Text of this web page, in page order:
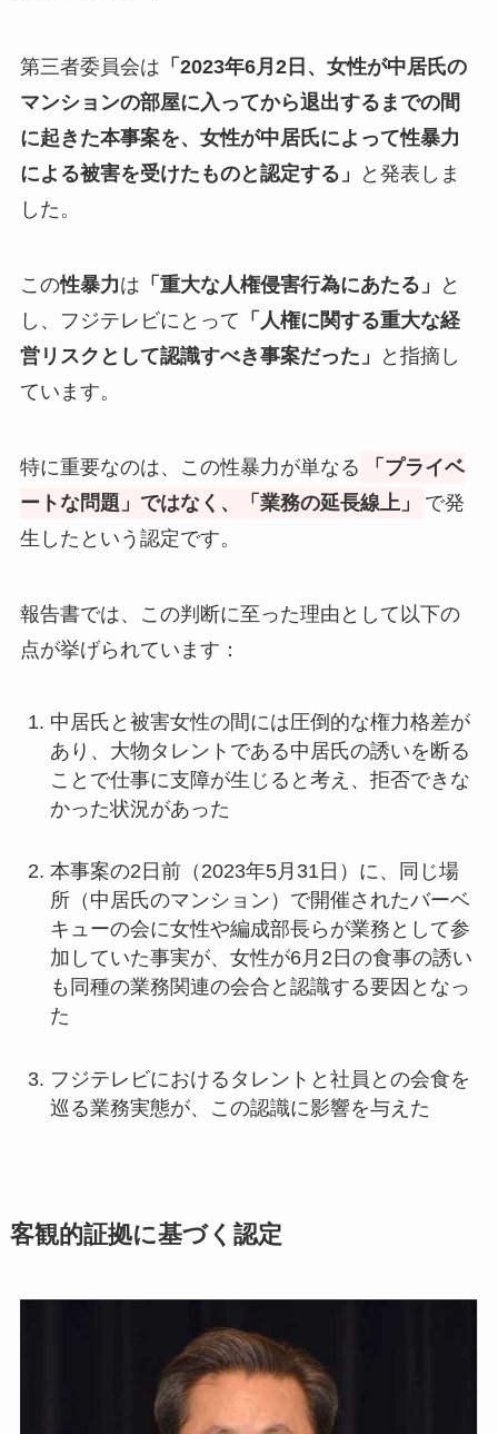
第三者委員会は 「2023年6月2日、女性が中居氏の
マンションの部屋に入ってから退出するまでの間
に起きた本事案を、女性が中居氏によって性暴力
による被害を受けたものと認定する」
と発表しま
した。
この性暴力は 「重大な人権侵害行為にあたる」
と
し、フジテレビにとって 「人権に関する重大な経
営リスクとして認識すべき事案だった」
と指摘し
ています。
特に重要なのは、この性暴力が単なる
「プライベ
ートな問題」ではなく、「業務の延長線上」
で発
生したという認定です。
報告書では、この判断に至った理由として以下の
点が挙げられています：
中居氏と被害女性の間には圧倒的な権力格差が
あり、大物タレントである中居氏の誘いを断る
ことで仕事に支障が生じると考え、拒否できな
かった状況があった
本事案の2日前（2023年5月31日）に、同じ場
所（中居氏のマンション）で開催されたバーベ
キューの会に女性や編成部長らが業務として参
加していた事実が、女性が6月2日の食事の誘い
も同種の業務関連の会合と認識する要因となっ
た
フジテレビにおけるタレントと社員との会食を
巡る業務実態が、この認識に影響を与えた
客観的証拠に基づく認定